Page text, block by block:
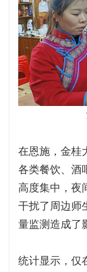
在恩施，金桂
各类餐饮、酒
高度集中，夜
干扰了周边师
量监测造成了
统计显示，仅